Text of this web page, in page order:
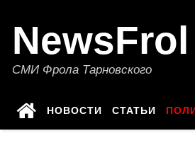
NewsFrol
СМИ Фрола Тарновского
НОВОСТИ СТАТЬИ